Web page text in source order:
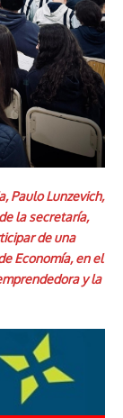
Paulo Lunzevich,
la secretaría,
de una
Economía, en el
y la